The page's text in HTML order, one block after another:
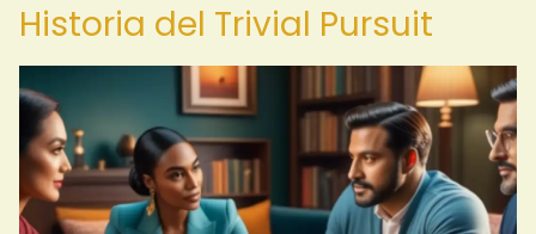
Historia del Trivial Pursuit